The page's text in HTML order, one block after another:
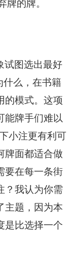
牌的牌。
试图选出最好
什么，在书籍
的模式。这项
能牌手们难以
小注更有利可
牌面都适合做
要在每一条街
？我认为你需
主题，因为本
是比选择一个